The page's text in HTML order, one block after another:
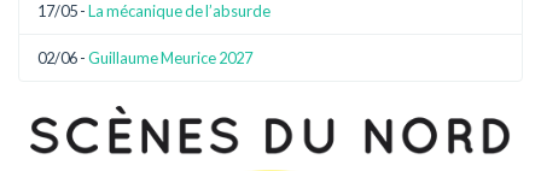
17/05 -La mécanique de l’absurde
02/06 -Guillaume Meurice 2027